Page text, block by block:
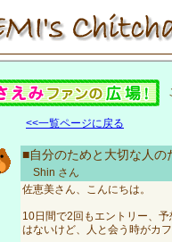
<<一覧ページに戻る
■自分のためと大切な人の
Shin さん
佐恵美さん、こんにちは。
10日間で2回もエントリー、
はないけど、人と会う時がカ